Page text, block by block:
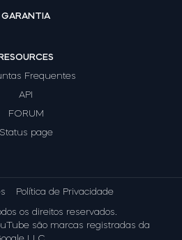
GARANTIA
Frequentes
API
FORUM
Status page
Política de Privacidade
os direitos reservados.
são marcas registradas da